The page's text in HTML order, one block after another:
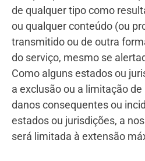
de qualquer tipo como
ou qualquer conteúdo (ou
transmitido ou de outra
do serviço, mesmo se
Como alguns estados ou
a exclusão ou a limitação
danos consequentes ou
estados ou jurisdições, a
será limitada à extensão